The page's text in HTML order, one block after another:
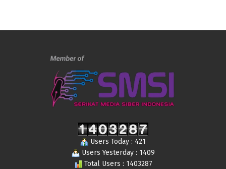
Users Today : 421
Users Yesterday : 1409
Total Users : 1403287